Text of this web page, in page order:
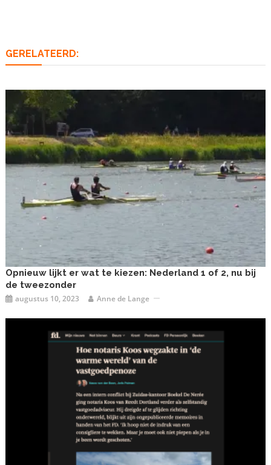
GERELATEERD:
Opnieuw lijkt er wat te kiezen: Nederland 1 of 2, nu bij
de tweezonder
augustus 10, 2023 Anne de Lange